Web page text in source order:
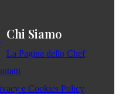
Chi Siamo
La Pagina dello Chef
e Cookies Policy